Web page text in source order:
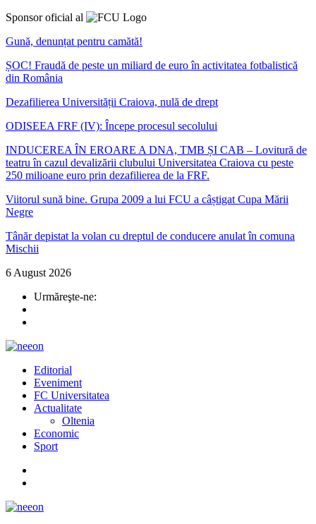
Sponsor oficial al
Gună, denunțat pentru camătă!
ȘOC! Fraudă de peste un miliard de euro în activitatea fotbalistică
din România
Dezafilierea Universității Craiova, nulă de drept
ODISEEA FRF (IV): Începe procesul secolului
INDUCEREA ÎN EROARE A DNA, TMB ȘI CAB – Lovitură de
teatru în cazul devalizării clubului Universitatea Craiova cu peste
250 milioane euro prin dezafilierea de la FRF.
Viitorul sună bine. Grupa 2009 a lui FCU a câștigat Cupa Mării
Negre
Tânăr depistat la volan cu dreptul de conducere anulat în comuna
Mischii
6 August 2026
Urmăreşte-ne:
Editorial
Eveniment
FC Universitatea
Actualitate
Oltenia
Economic
Sport